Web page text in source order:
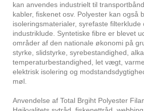
kan anvendes industrielt til
kabler, fiskenet osv. Polyester kan også
isoleringsmaterialer, syrefaste filterklude
industriklude. Syntetiske fibre er blevet
områder af den nationale økonomi på
styrke, slidstyrke, syrebestandighed,
temperaturbestandighed, let vægt,
elektrisk isolering og
møl.
Anvendelse af Total Brgiht Polyester